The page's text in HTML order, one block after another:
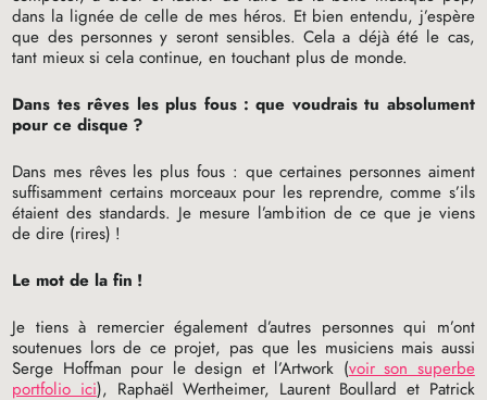
dans la lignée de celle de mes héros. Et bien entendu, j’espère
que des personnes y seront sensibles. Cela a déjà été le cas,
tant mieux si cela continue, en touchant plus de monde.
Dans tes rêves les plus fous : que voudrais tu absolument
pour ce disque ?
Dans mes rêves les plus fous : que certaines personnes aiment
suffisamment certains morceaux pour les reprendre, comme s’ils
étaient des standards. Je mesure l’ambition de ce que je viens
de dire (rires) !
Le mot de la fin !
Je tiens à remercier également d’autres personnes qui m’ont
soutenues lors de ce projet, pas que les musiciens mais aussi
Serge Hoffman pour le design et l’Artwork (voir son superbe
portfolio ici), Raphaël Wertheimer, Laurent Boullard et Patrick